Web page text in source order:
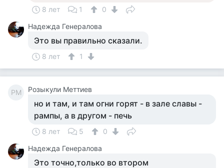
8 лет 1
0
Надежда Генералова
Это вы правильно сказали.
8 лет 1
РМ Розыкули Меттиев
но и там, и там огни горят - в зале славы -
рампы, а в другом - печь
8 лет 5
0
Надежда Генералова
Это точно,только во втором